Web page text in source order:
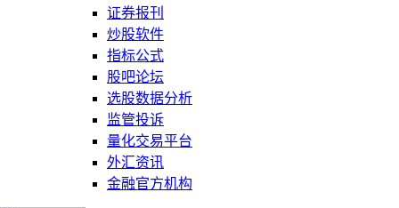
证券报刊
炒股软件
指标公式
股吧论坛
选股数据分析
监管投诉
量化交易平台
外汇资讯
金融官方机构